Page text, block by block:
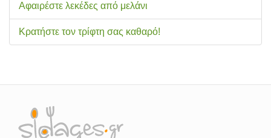
Αφαιρέστε λεκέδες από μελάνι
Κρατήστε τον τρίφτη σας καθαρό!